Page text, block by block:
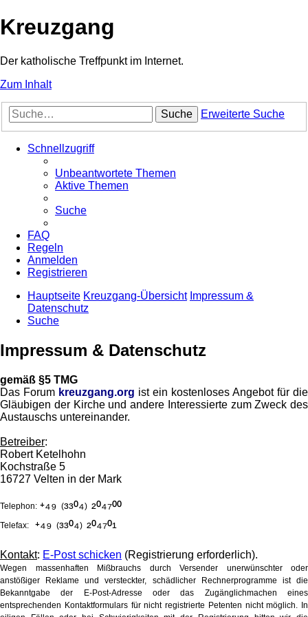
Kreuzgang
Der katholische Treffpunkt im Internet.
Zum Inhalt
Suche Erweiterte Suche
Schnellzugriff
Unbeantwortete Themen
Aktive Themen
Suche
FAQ
Regeln
Anmelden
Registrieren
Hauptseite Kreuzgang-Übersicht Impressum &
Datenschutz
Suche
Impressum & Datenschutz
gemäß §5 TMG
Das Forum kreuzgang.org ist ein kostenloses Angebot für die
Gläubigen der Kirche und andere Interessierte zum Zweck des
Austauschs untereinander.
Betreiber:
Robert Ketelhohn
Kochstraße 5
16727 Velten in der Mark
Telephon: ⁺⁴⁹ (³³⁰⁴) ²⁰⁴⁷⁰⁰
Telefax: ⁺⁴⁹ (³³⁰⁴) ²⁰⁴⁷⁰¹
Kontakt: E-Post schicken (Registrierung erforderlich).
Wegen massenhaften Mißbrauchs durch Versender unerwünschter oder
anstößiger Reklame und versteckter, schädlicher Rechnerprogramme ist die
Bekanntgabe der E-Post-Adresse oder das Zugänglichmachen eines
entsprechenden Kontaktformulars für nicht registrierte Petenten nicht möglich. In